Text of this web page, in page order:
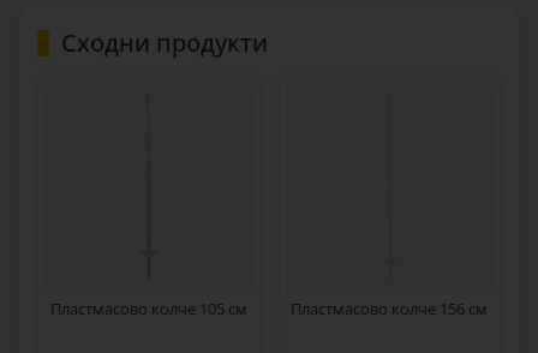
Сходни продукти
Пластмасово колче 105 см Пластмасово колче 156 см